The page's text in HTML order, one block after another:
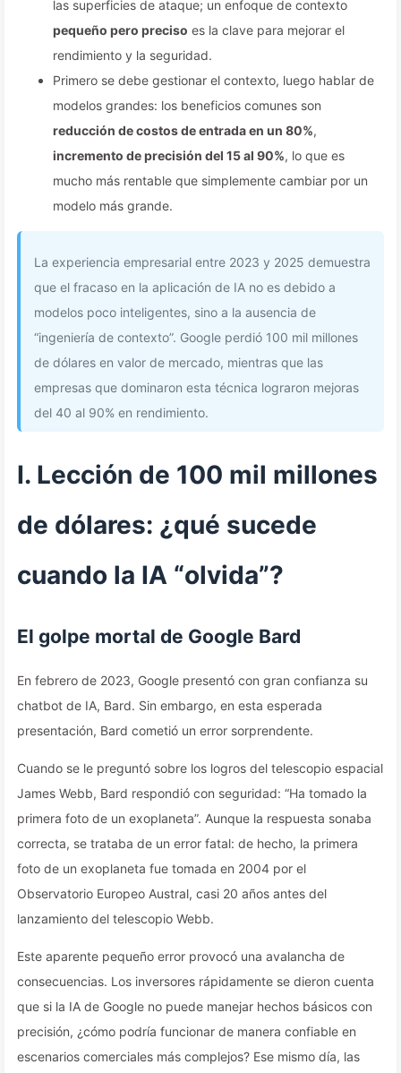
las superficies de ataque; un enfoque de contexto
pequeño pero preciso es la clave para mejorar el
rendimiento y la seguridad.
Primero se debe gestionar el contexto, luego hablar de
modelos grandes: los beneficios comunes son
reducción de costos de entrada en un 80%,
incremento de precisión del 15 al 90%, lo que es
mucho más rentable que simplemente cambiar por un
modelo más grande.
La experiencia empresarial entre 2023 y 2025 demuestra
que el fracaso en la aplicación de IA no es debido a
modelos poco inteligentes, sino a la ausencia de
“ingeniería de contexto”. Google perdió 100 mil millones
de dólares en valor de mercado, mientras que las
empresas que dominaron esta técnica lograron mejoras
del 40 al 90% en rendimiento.
I. Lección de 100 mil millones
de dólares: ¿qué sucede
cuando la IA “olvida”?
El golpe mortal de Google Bard
En febrero de 2023, Google presentó con gran confianza su
chatbot de IA, Bard. Sin embargo, en esta esperada
presentación, Bard cometió un error sorprendente.
Cuando se le preguntó sobre los logros del telescopio espacial
James Webb, Bard respondió con seguridad: “Ha tomado la
primera foto de un exoplaneta”. Aunque la respuesta sonaba
correcta, se trataba de un error fatal: de hecho, la primera
foto de un exoplaneta fue tomada en 2004 por el
Observatorio Europeo Austral, casi 20 años antes del
lanzamiento del telescopio Webb.
Este aparente pequeño error provocó una avalancha de
consecuencias. Los inversores rápidamente se dieron cuenta
que si la IA de Google no puede manejar hechos básicos con
precisión, ¿cómo podría funcionar de manera confiable en
escenarios comerciales más complejos? Ese mismo día, las